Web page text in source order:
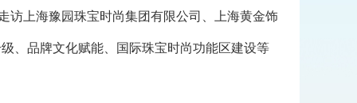
访上海豫园珠宝时尚集团有限公司、上海黄金饰
、品牌文化赋能、国际珠宝时尚功能区建设等